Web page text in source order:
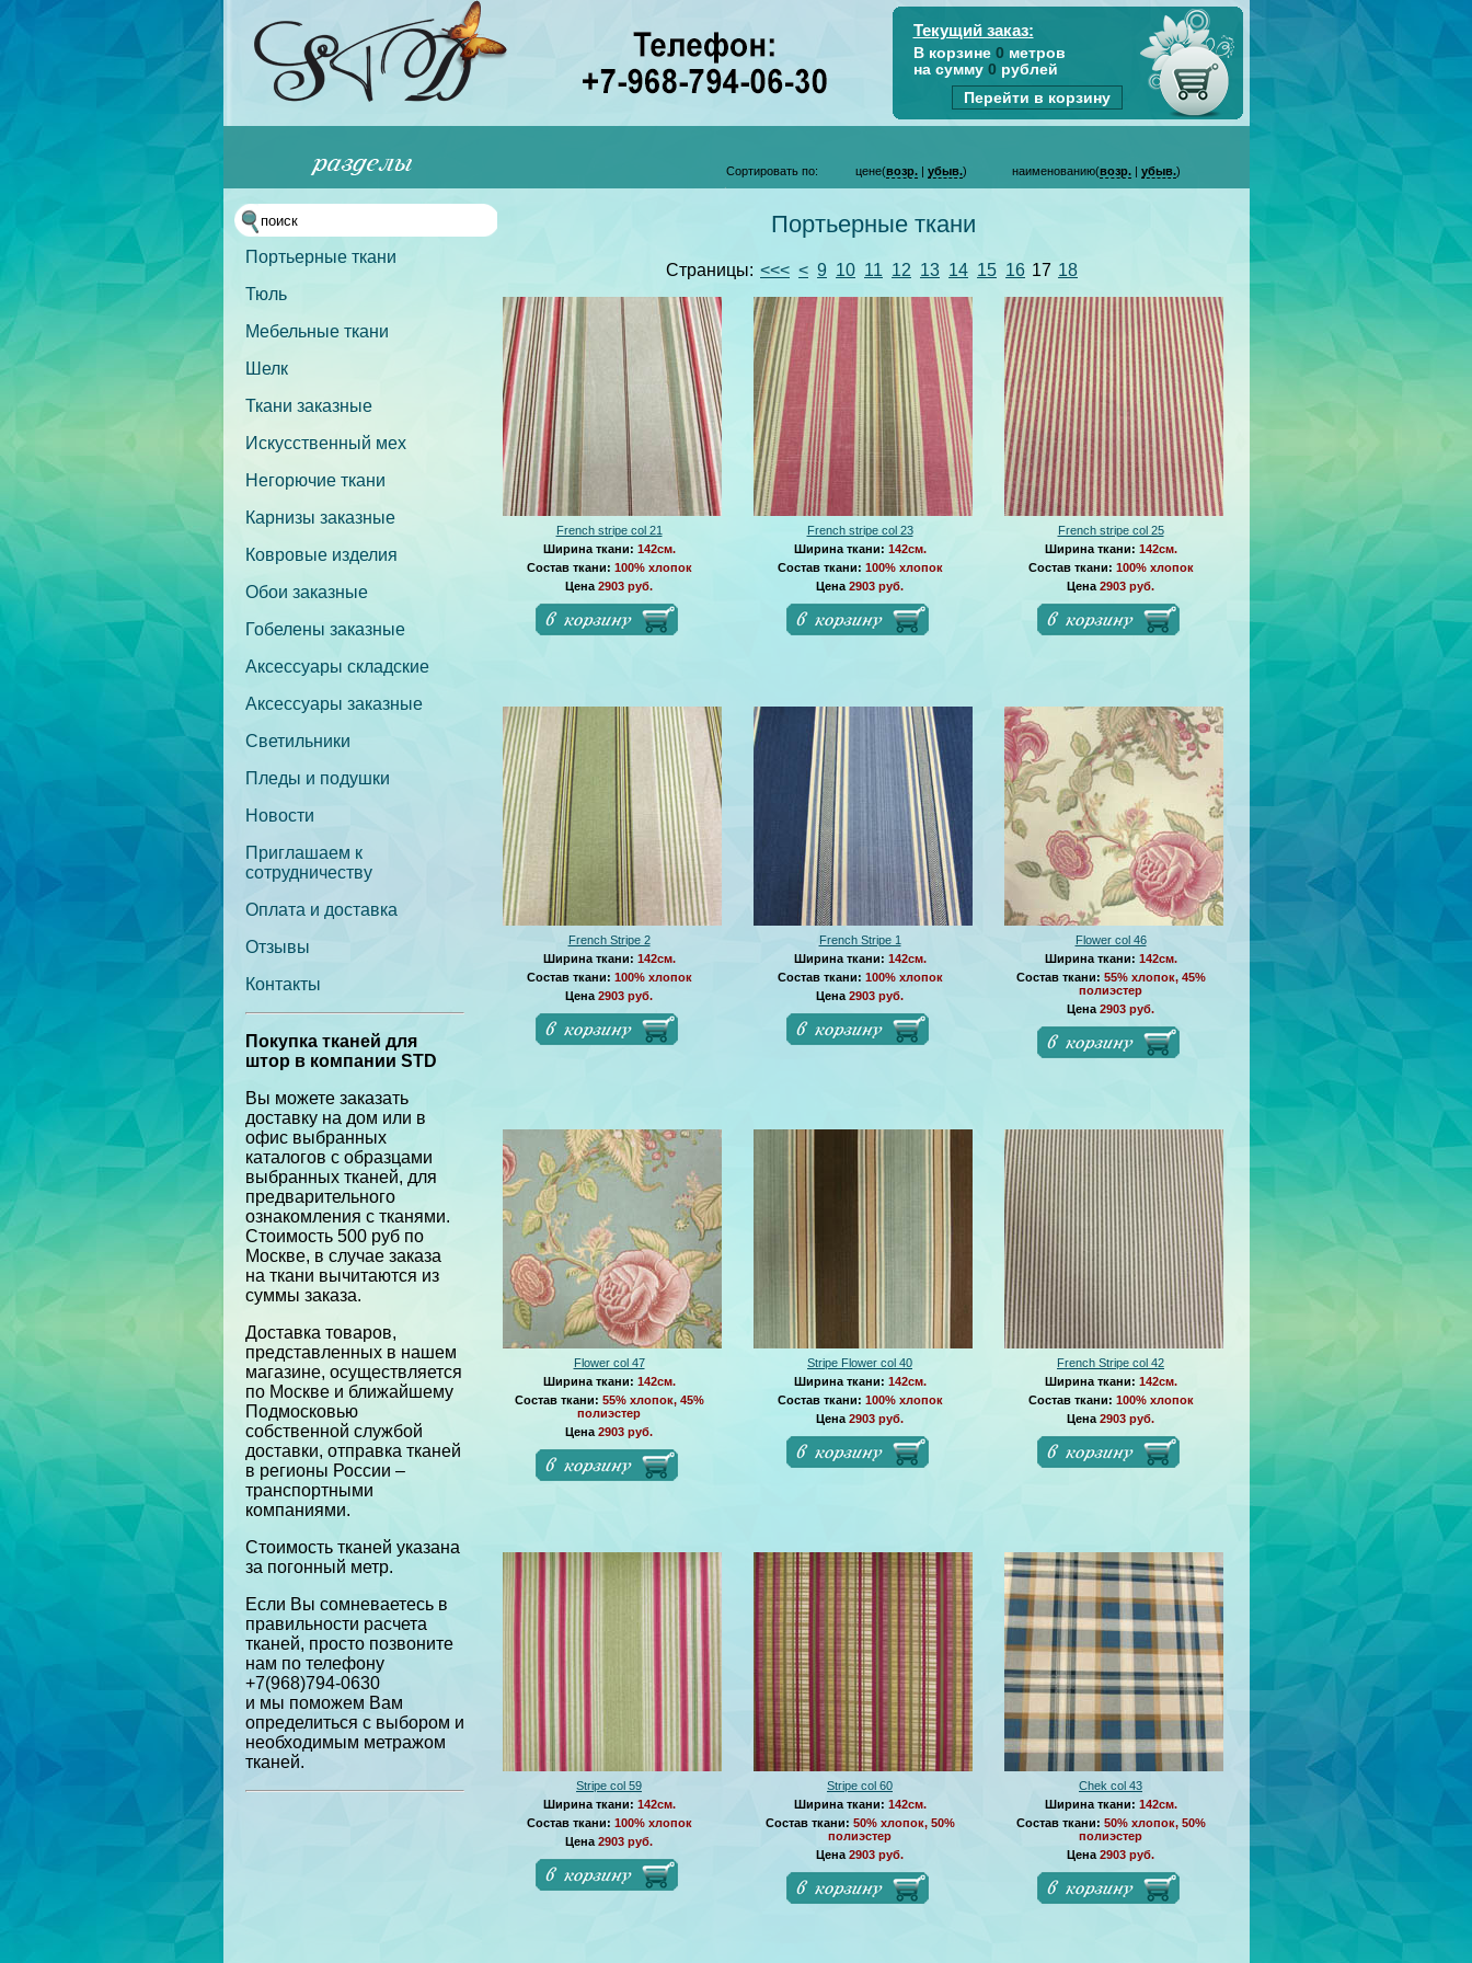
Текущий заказ:
В корзине 0 метров
на сумму 0 рублей
Перейти в корзину
Портьерные ткани
Тюль
Мебельные ткани
Шелк
Ткани заказные
Искусственный мех
Негорючие ткани
Карнизы заказные
Ковровые изделия
Обои заказные
Гобелены заказные
Аксессуары складские
Аксессуары заказные
Светильники
Пледы и подушки
Новости
Приглашаем к
сотрудничеству
Оплата и доставка
Отзывы
Контакты
Покупка тканей для
штор в компании STD
Вы можете заказать
доставку на дом или в
офис выбранных
каталогов с образцами
выбранных тканей, для
предварительного
ознакомления с тканями.
Стоимость 500 руб по
Москве, в случае заказа
на ткани вычитаются из
суммы заказа.
Доставка товаров,
представленных в нашем
магазине, осуществляется
по Москве и ближайшему
Подмосковью
собственной службой
доставки, отправка тканей
в регионы России –
транспортными
компаниями.
Стоимость тканей указана
за погонный метр.
Если Вы сомневаетесь в
правильности расчета
тканей, просто позвоните
нам по телефону
+7(968)794-0630
и мы поможем Вам
определиться с выбором и
необходимым метражом
тканей.
Сортировать по: цене(возр.| убыв.) наименованию(возр.| убыв.)
Портьерные ткани
Страницы: <<< < 9 10 11 12 13 14 15 16 17 18
French stripe col 21
Ширина ткани: 142см.
Состав ткани: 100% хлопок
Цена 2903 руб.
French stripe col 23
Ширина ткани: 142см.
Состав ткани: 100% хлопок
Цена 2903 руб.
French stripe col 25
Ширина ткани: 142см.
Состав ткани: 100% хлопок
Цена 2903 руб.
French Stripe 2
Ширина ткани: 142см.
Состав ткани: 100% хлопок
Цена 2903 руб.
French Stripe 1
Ширина ткани: 142см.
Состав ткани: 100% хлопок
Цена 2903 руб.
Flower col 46
Ширина ткани: 142см.
Состав ткани: 55% хлопок, 45%
полиэстер
Цена 2903 руб.
Flower col 47
Ширина ткани: 142см.
Состав ткани: 55% хлопок, 45%
полиэстер
Цена 2903 руб.
Stripe Flower col 40
Ширина ткани: 142см.
Состав ткани: 100% хлопок
Цена 2903 руб.
French Stripe col 42
Ширина ткани: 142см.
Состав ткани: 100% хлопок
Цена 2903 руб.
Stripe col 59
Ширина ткани: 142см.
Состав ткани: 100% хлопок
Цена 2903 руб.
Stripe col 60
Ширина ткани: 142см.
Состав ткани: 50% хлопок, 50%
полиэстер
Цена 2903 руб.
Chek col 43
Ширина ткани: 142см.
Состав ткани: 50% хлопок, 50%
полиэстер
Цена 2903 руб.